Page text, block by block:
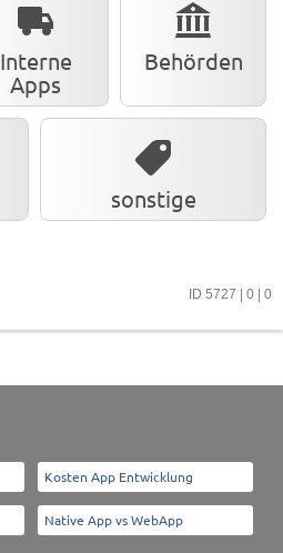
Interne
Apps
Behörden
sonstige
ID 5727 | 0 | 0
Kosten App Entwicklung
Native App vs WebApp